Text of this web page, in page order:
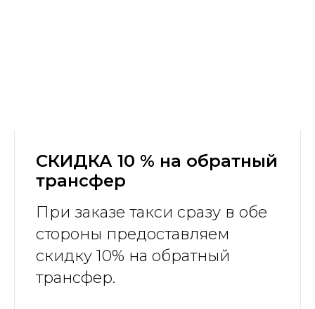
СКИДКА 10 % на обратный
трансфер
При заказе такси сразу в обе
стороны предоставляем
скидку 10% на обратный
трансфер.